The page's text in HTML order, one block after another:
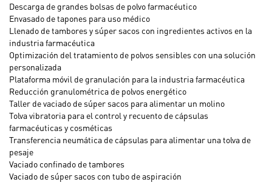
Descarga de grandes bolsas de polvo farmacéutico
Envasado de tapones para uso médico
Llenado de tambores y súper sacos con ingredientes activos en la
industria farmacéutica
Optimización del tratamiento de polvos sensibles con una solución
personalizada
Plataforma móvil de granulación para la industria farmacéutica
Reducción granulométrica de polvos energético
Taller de vaciado de súper sacos para alimentar un molino
Tolva vibratoria para el control y recuento de cápsulas
farmacéuticas y cosméticas
Transferencia neumática de cápsulas para alimentar una tolva de
pesaje
Vaciado confinado de tambores
Vaciado de súper sacos con tubo de aspiración